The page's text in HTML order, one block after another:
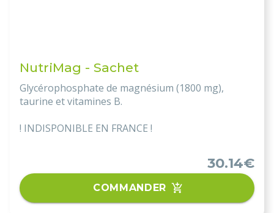
NutriMag - Sachet
Glycérophosphate de magnésium (1800 mg),
taurine et vitamines B.
! INDISPONIBLE EN FRANCE !
30.14€
COMMANDER